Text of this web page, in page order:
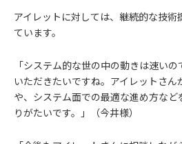
アイレットに対しては、継続的な技
ています。
「システム的な世の中の動きは速い
いただきたいですね。アイレットさん
や、システム面での最適な進め方な
りがたいです。」（今井様）